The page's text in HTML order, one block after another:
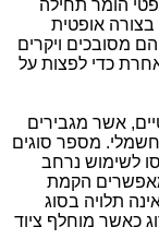
הומר תחילה
אופטית
מסובכים ויקרים
כדי לפצות על
אשר מגבירים
חשמלי. מספר סוגים
פותחו בשנות ה-80, ונכנסו לשימוש נרחב
הקמת
תלויה בסוג
כאשר מוחלף ציוד